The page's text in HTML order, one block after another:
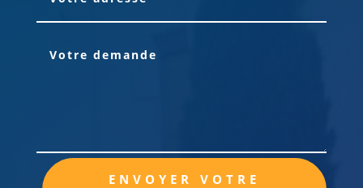
ENVOYER VOTRE
Alternative: